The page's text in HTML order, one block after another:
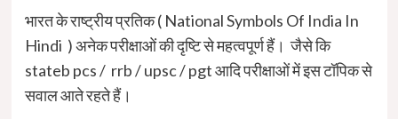
भारत के राष्ट्रीय प्रतिक ( National Symbols Of India In
Hindi ) अनेक परीक्षाओं की दृष्टि से महत्वपूर्ण हैं। जैसे कि
stateb pcs / rrb / upsc / pgt आदि परीक्षाओं में इस टॉपिक से
सवाल आते रहते हैं।